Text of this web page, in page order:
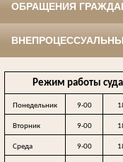
ОБРАЩЕНИЯ
Режим работы суда
Понедельник 9-00
Вторник 9-00
Среда 9-00